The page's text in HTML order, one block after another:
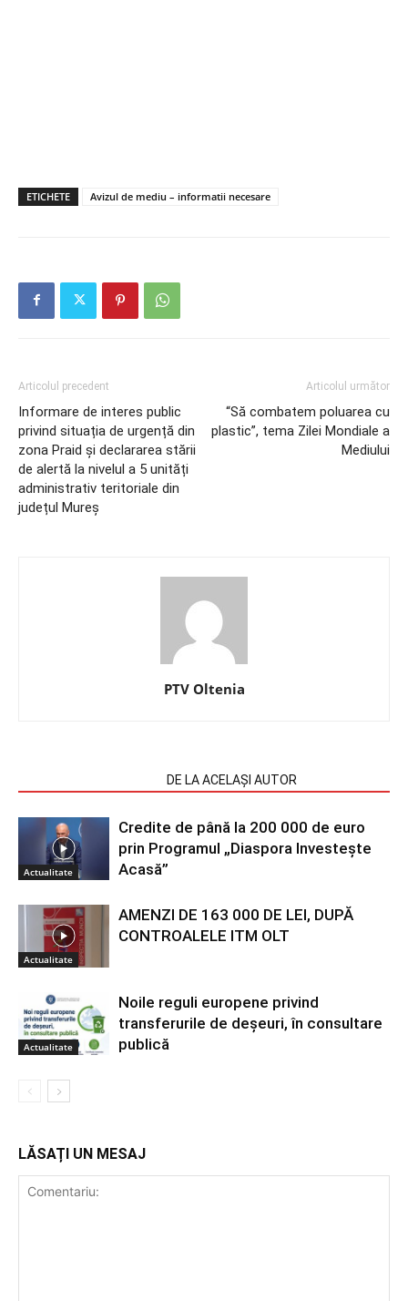
ETICHETE Avizul de mediu – informatii necesare
Articolul precedent
Informare de interes public
privind situația de urgență din
zona Praid și declararea stării
de alertă la nivelul a 5 unități
administrativ teritoriale din
județul Mureș
Articolul următor
“Să combatem poluarea cu
plastic”, tema Zilei Mondiale a
Mediului
PTV Oltenia
DE LA ACELAȘI AUTOR
Actualitate
Credite de până la 200 000 de euro
prin Programul „Diaspora Investește
Acasă”
Actualitate
AMENZI DE 163 000 DE LEI, DUPĂ
CONTROALELE ITM OLT
Actualitate
Noile reguli europene privind
transferurile de deșeuri, în consultare
publică
LĂSAȚI UN MESAJ